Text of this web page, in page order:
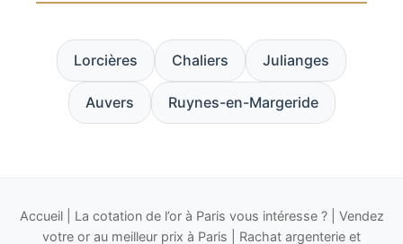
Lorcières Chaliers Julianges
Auvers Ruynes-en-Margeride
Accueil| La cotation de l’or à Paris vous intéresse ?| Vendez
votre or au meilleur prix à Paris
Rachat argenterie et